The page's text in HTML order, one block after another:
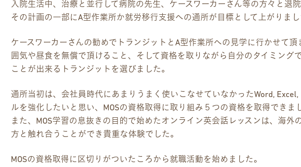
アーマップ
考えの企業様へ
見学・体験のお申し込み
資料請求
入院生活中、治療と並行して病院の先生、ケースワーカーさん等の方々と退
その計画の一部にA型作業所か就労移行支援への通所が目標として上がりま
ケースワーカーさんの勧めでトランジットとA型作業所への見学に行かせて
囲気や昼食を無償で頂けること、そして資格を取りながら自分のタイミング
ことが出来るトランジットを選びました。
通所当初は、会社員時代にあまりうまく使いこなせていなかったWord, Excel,
ルを強化したいと思い、MOSの資格取得に取り組み５つの資格を取得できま
また、MOS学習の息抜きの目的で始めたオンライン英会話レッスンは、海外
方と触れ合うことができ貴重な体験でした。
MOSの資格取得に区切りがついたころから就職活動を始めました。